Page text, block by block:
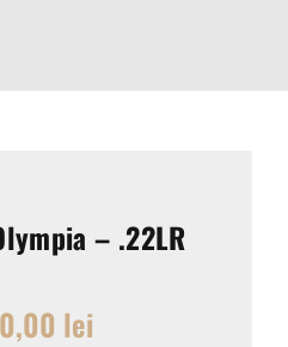
– .22LR
lei